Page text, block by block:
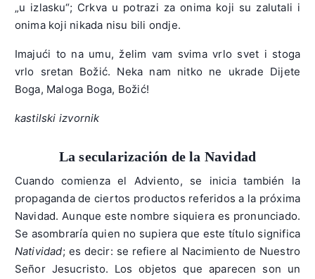
„u izlasku“; Crkva u potrazi za onima koji su zalutali i
onima koji nikada nisu bili ondje.
Imajući to na umu, želim vam svima vrlo svet i stoga
vrlo sretan Božić. Neka nam nitko ne ukrade Dijete
Boga, Maloga Boga, Božić!
kastilski izvornik
La secularización de la Navidad
Cuando comienza el Adviento, se inicia también la
propaganda de ciertos productos referidos a la próxima
Navidad. Aunque este nombre siquiera es pronunciado.
Se asombraría quien no supiera que este título significa
Natividad; es decir: se refiere al Nacimiento de Nuestro
Señor Jesucristo. Los objetos que aparecen son un